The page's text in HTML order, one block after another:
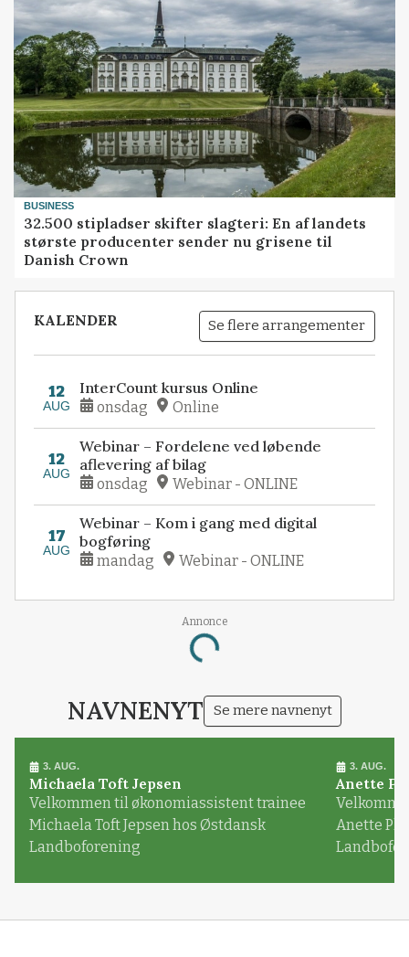
BUSINESS
32.500 stipladser skifter slagteri: En af landets
største producenter sender nu grisene til
Danish Crown
KALENDER Se flere arrangementer
12
AUG
InterCount kursus Online
onsdag Online
12
AUG
Webinar – Fordelene ved løbende
aflevering af bilag
onsdag Webinar - ONLINE
17
AUG
Webinar – Kom i gang med digital
bogføring
mandag Webinar - ONLINE
Annonce
Loading...
NAVNENYT Se mere navnenyt
3. AUG.
Michaela Toft Jepsen
Velkommen til økonomiassistent trainee
Michaela Toft Jepsen hos Østdansk
Landboforening
3. AUG.
Anette
Anette